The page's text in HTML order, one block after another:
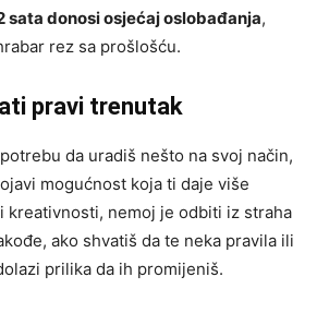
sata donosi osjećaj oslobađanja,
rez sa prošlošću.
pravi trenutak
da uradiš nešto na svoj način,
mogućnost koja ti daje više
kreativnosti, nemoj je odbiti iz straha
ako shvatiš da te neka pravila ili
prilika da ih promijeniš.